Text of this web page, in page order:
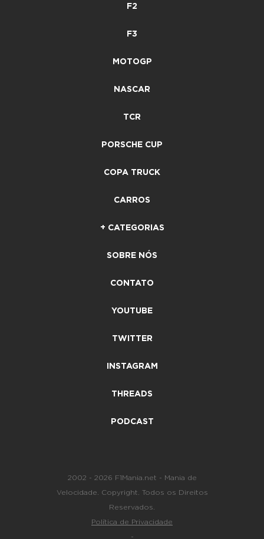
F2
F3
MOTOGP
NASCAR
TCR
PORSCHE CUP
COPA TRUCK
CARROS
+ CATEGORIAS
SOBRE NÓS
CONTATO
YOUTUBE
TWITTER
INSTAGRAM
THREADS
PODCAST
2002 - 2026 F1Mania.net - Mania de
Velocidade. Copyright. Todos os Direitos
Reservados.
Política de Privacidade
-